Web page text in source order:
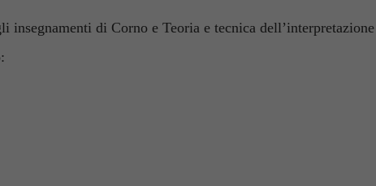
insegnamenti di Corno e Teoria e tecnica